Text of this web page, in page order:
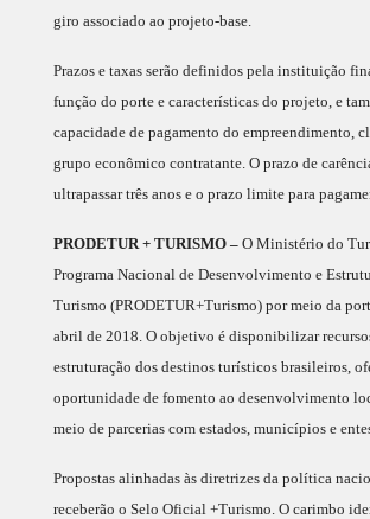
giro associado ao projeto-base.
Prazos e taxas serão definidos pela instituição
função do porte e características do projeto, e
capacidade de pagamento do empreendimento,
grupo econômico contratante. O prazo de
ultrapassar três anos e o prazo limite para
PRODETUR + TURISMO –O Ministério do
Programa Nacional de Desenvolvimento e
Turismo (PRODETUR+Turismo) por meio da
abril de 2018. O objetivo é disponibilizar
estruturação dos destinos turísticos brasileiros,
oportunidade de fomento ao desenvolvimento
meio de parcerias com estados, municípios e
Propostas alinhadas às diretrizes da política
receberão o Selo Oficial +Turismo. O carimbo